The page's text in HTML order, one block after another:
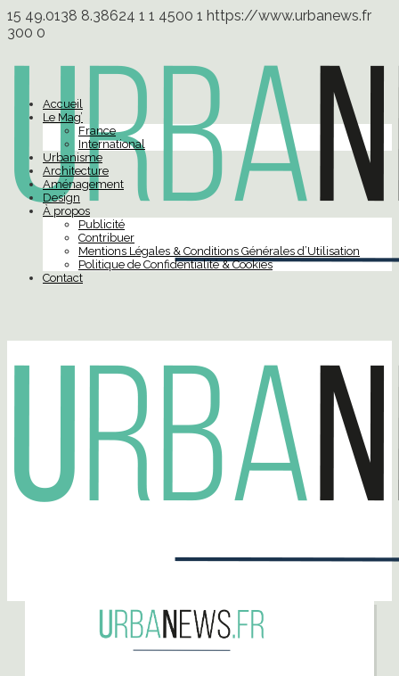
15 49.0138 8.38624 1 1 4500 1 https://www.urbanews.fr
300 0
Accueil
Le Mag’
France
International
Urbanisme
Architecture
Aménagement
Design
À propos
Publicité
Contribuer
Mentions Légales & Conditions Générales d’Utilisation
Politique de Confidentialité & Cookies
Contact